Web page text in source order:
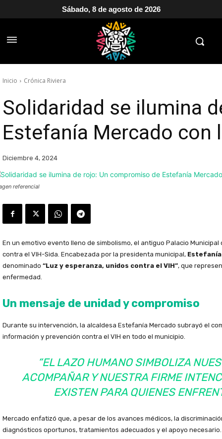
Sábado, 8 de agosto de 2026
Inicio Crónica Riviera
Solidaridad se ilumina
Estefanía Mercado con
Diciembre 4, 2024
referencial
En un emotivo evento lleno de simbolismo, el antiguo Palacio
contra el VIH-Sida. Encabezada por la presidenta municipal,
denominado “Luz y esperanza, unidos contra el VIH”, que
enfermedad.
Un mensaje de unidad y compromiso
Durante su intervención, la alcaldesa Estefanía Mercado subrayó el
información y prevención contra el VIH en todo el municipio.
“EL LAZO HUMANO SIMBOLIZA
ACOMPAÑAR Y NUESTRA FIRME
EXISTEN PARA QUIENES
Mercado enfatizó que, a pesar de los avances médicos, la
diagnósticos oportunos, tratamientos adecuados y el apoyo necesario.